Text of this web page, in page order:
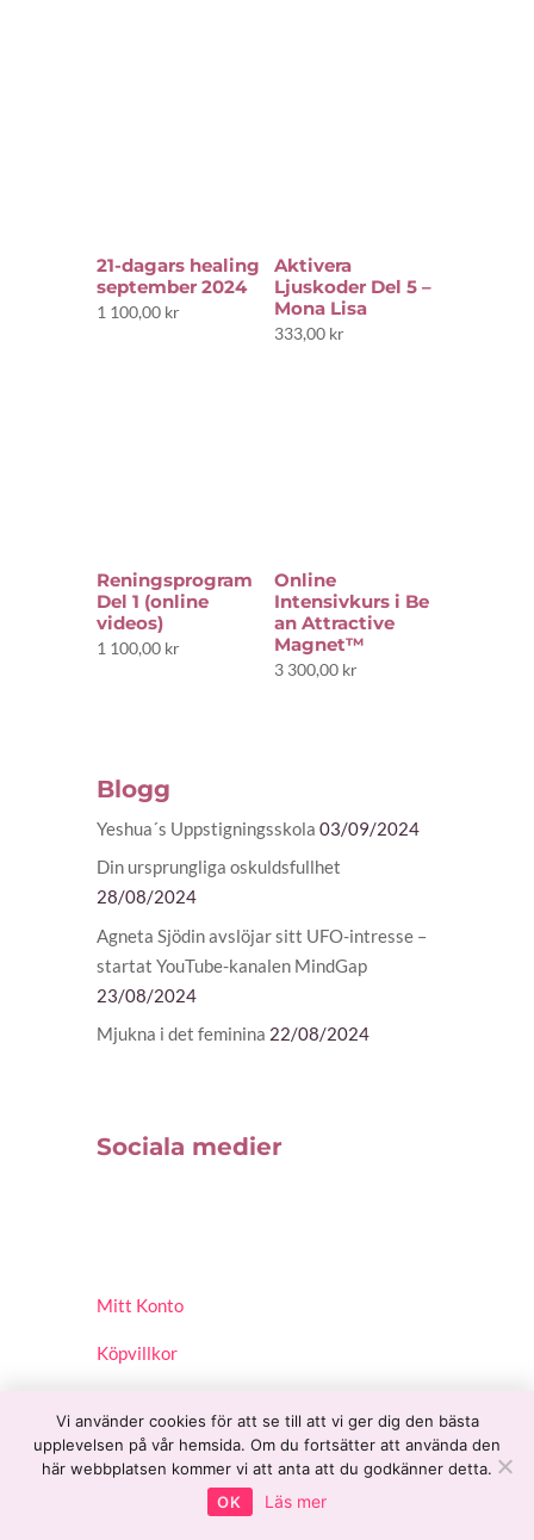
21-dagars healing
september 2024
1 100,00 kr
Aktivera
Ljuskoder Del 5 –
Mona Lisa
333,00 kr
Reningsprogram
Del 1 (online
videos)
1 100,00 kr
Online
Intensivkurs i Be
an Attractive
Magnet™
3 300,00 kr
Blogg
Yeshua´s Uppstigningsskola 03/09/2024
Din ursprungliga oskuldsfullhet
28/08/2024
Agneta Sjödin avslöjar sitt UFO-intresse –
startat YouTube-kanalen MindGap
23/08/2024
Mjukna i det feminina 22/08/2024
Sociala medier
Mitt Konto
Köpvillkor
Vi använder cookies för att se till att vi ger dig den bästa
upplevelsen på vår hemsida. Om du fortsätter att använda den
här webbplatsen kommer vi att anta att du godkänner detta.
OK
Läs mer